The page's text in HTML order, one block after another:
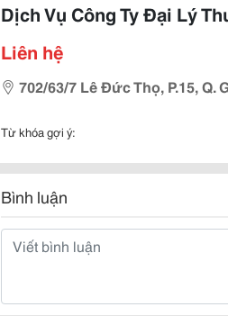
Dịch Vụ Công Ty Đại Lý
Liên hệ
702/63/7 Lê Đức Thọ, P.15, Q.
Từ khóa gợi ý:
Bình luận